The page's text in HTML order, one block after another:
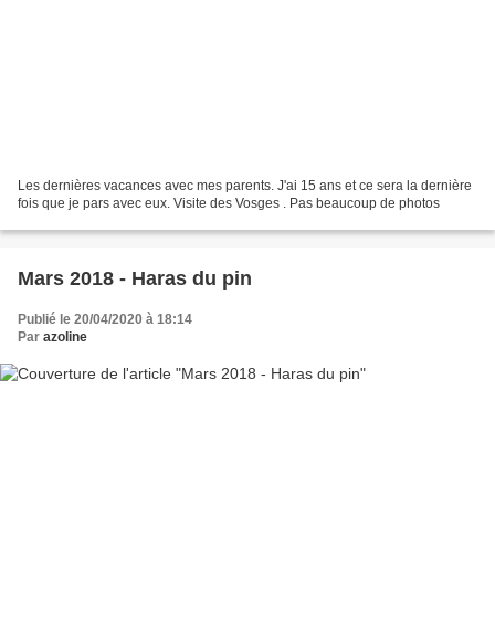
Les dernières vacances avec mes parents. J'ai 15 ans et ce sera la dernière
fois que je pars avec eux. Visite des Vosges . Pas beaucoup de photos
Mars 2018 - Haras du pin
Publié le 20/04/2020 à 18:14
Par azoline